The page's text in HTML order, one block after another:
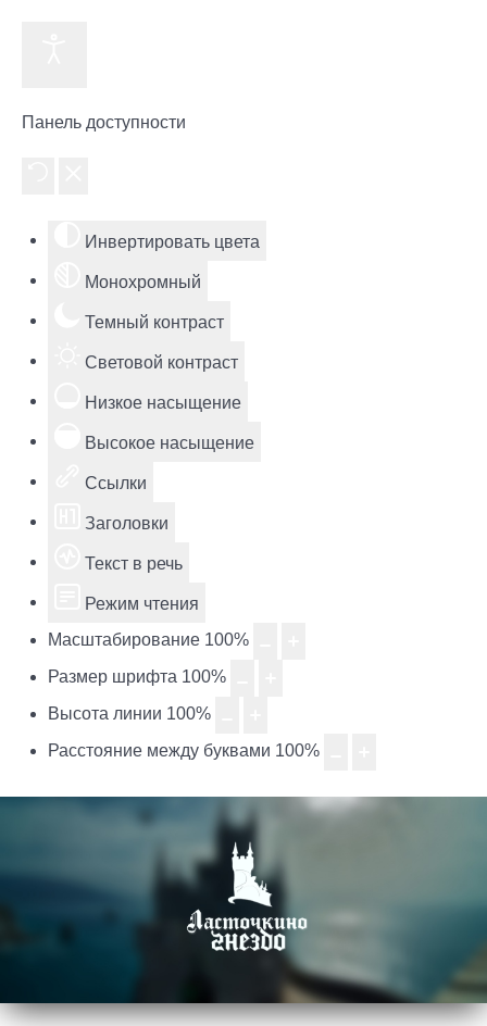
Панель доступности
Инвертировать цвета
Монохромный
Темный контраст
Световой контраст
Низкое насыщение
Высокое насыщение
Ссылки
Заголовки
Текст в речь
Режим чтения
Масштабирование 100%
Размер шрифта 100%
Высота линии 100%
Расстояние между буквами 100%